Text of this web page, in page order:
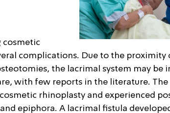
cosmetic
complications. Due to the proximity
the lacrimal system may be
with few reports in the literature. The
rhinoplasty and experienced
epiphora. A lacrimal fistula